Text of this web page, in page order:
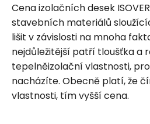
Cena izolačních desek
stavebních materiálů
lišit v závislosti na mnoha
nejdůležitější patří tloušťka a
tepelněizolační vlastnosti,
nacházíte. Obecně platí, že
vlastnosti, tím vyšší cena.